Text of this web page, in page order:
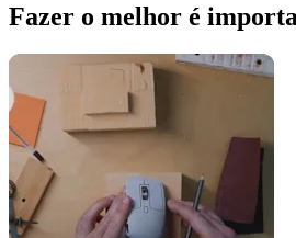
Fazer o melhor é